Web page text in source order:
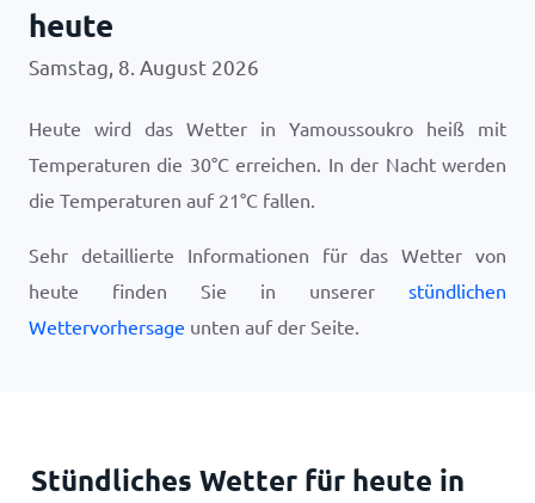
heute
Samstag, 8. August 2026
Heute wird das Wetter in Yamoussoukro heiß mit
Temperaturen die 30°Cerreichen. In der Nacht werden
die Temperaturen auf 21°C fallen.
Sehr detaillierte Informationen für das Wetter von
heute finden Sie in unserer stündlichen
Wettervorhersage unten auf der Seite.
Stündliches Wetter für heute in